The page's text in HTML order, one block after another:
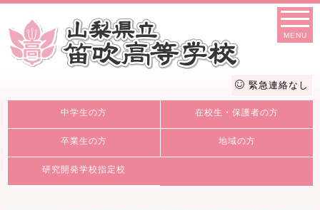
MENU
緊急連絡なし
中学生の方 在校生・保護者の方
卒業生の方 地域の方
研究開発学校指定校